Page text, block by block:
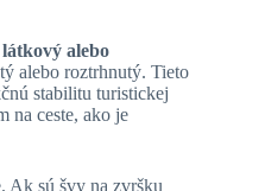
alebo
alebo roztrhnutý. Tieto
stabilitu turistickej
na ceste, ako je
Ak sú švy na zvršku